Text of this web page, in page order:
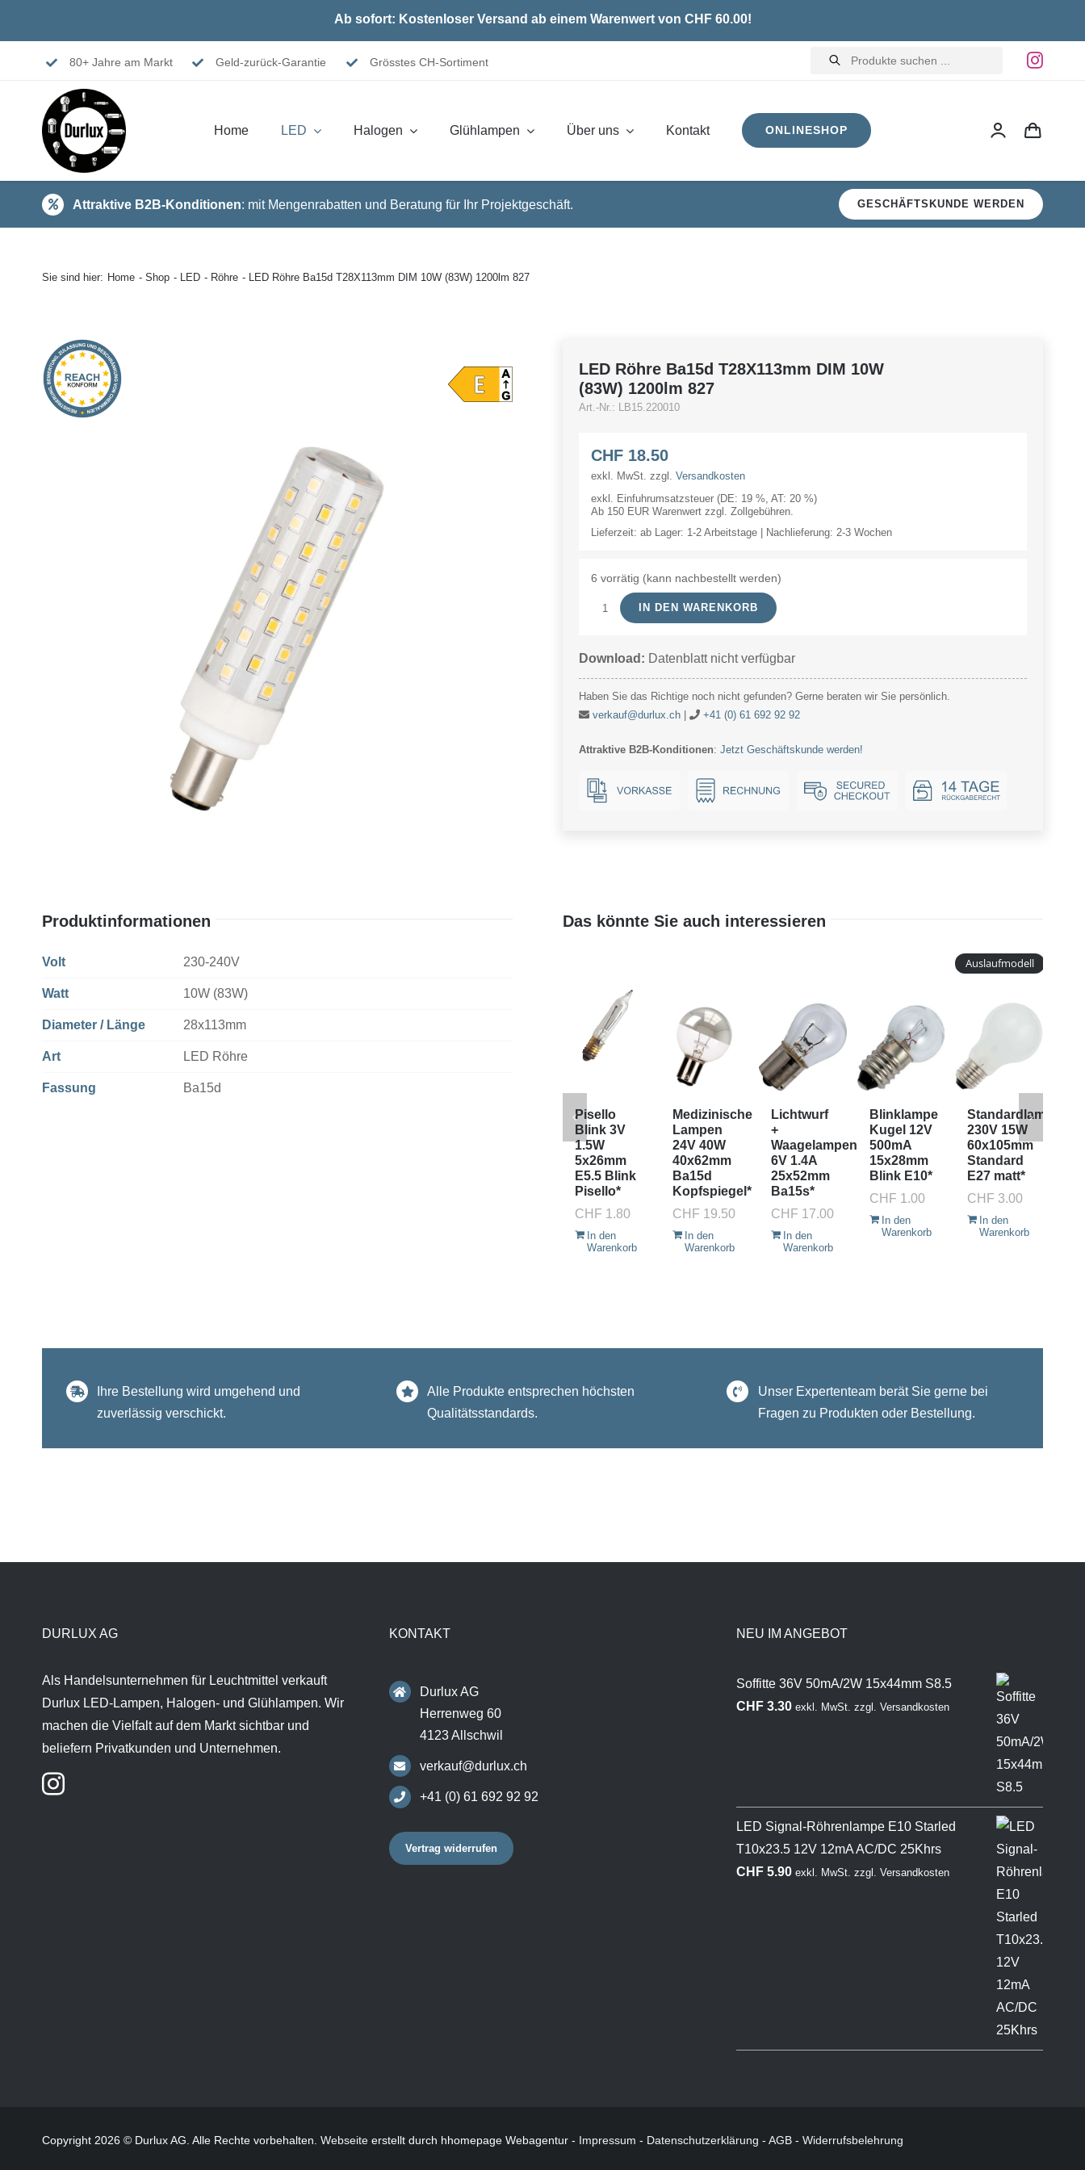
Ab sofort: Kostenloser Versand ab einem Warenwert von CHF 60.00!
80+ Jahre am Markt Geld-zurück-Garantie Grösstes CH-Sortiment
Products
search
Home LED Halogen Glühlampen Über uns Kontakt ONLINESHOP
Attraktive B2B-Konditionen: mit Mengenrabatten und Beratung für Ihr Projektgeschäft. GESCHÄFTSKUNDE WERDEN
Sie sind hier: Home Shop LED Röhre LED Röhre Ba15d T28X113mm DIM 10W (83W) 1200lm 827
LED Röhre Ba15d T28X113mm DIM 10W
(83W) 1200lm 827
Art.-Nr.: LB15.220010
CHF18.50
exkl. MwSt. zzgl. Versandkosten
exkl. Einfuhrumsatzsteuer (DE: 19 %, AT: 20 %)
Ab 150 EUR Warenwert zzgl. Zollgebühren.
Lieferzeit: ab Lager: 1-2 Arbeitstage | Nachlieferung: 2-3 Wochen
6 vorrätig (kann nachbestellt werden)
LED
Ba15d
DIM
(83W)
827
IN DEN WARENKORB
Download: Datenblatt nicht verfügbar
Haben Sie das Richtige noch nicht gefunden? Gerne beraten wir Sie persönlich.
verkauf@durlux.ch| +41 (0) 61 692 92 92
Attraktive B2B-Konditionen: Jetzt Geschäftskunde werden!
Produktinformationen
Volt 230-240V
Watt 10W (83W)
Diameter / Länge 28x113mm
Art LED Röhre
Fassung Ba15d
Das könnte Sie auch interessieren
Pisello
Blink 3V
1.5W
5x26mm
E5.5 Blink
Pisello*
CHF 1.80
In den
Warenkorb
Medizinische
Lampen
24V 40W
40x62mm
Ba15d
Kopfspiegel*
CHF 19.50
In den
Warenkorb
Lichtwurf
+
Waagelampen
6V 1.4A
25x52mm
Ba15s*
CHF 17.00
In den
Warenkorb
Blinklampe
Kugel 12V
500mA
15x28mm
Blink E10*
CHF 1.00
In den
Warenkorb
Auslaufmodell
Standardlampe
230V 15W
60x105mm
Standard
E27 matt*
CHF 3.00
In den
Warenkorb
Ihre Bestellung wird umgehend und
zuverlässig verschickt.
Alle Produkte entsprechen höchsten
Qualitätsstandards.
Unser Expertenteam berät Sie gerne bei
Fragen zu Produkten oder Bestellung.
DURLUX AG
Als Handelsunternehmen für Leuchtmittel verkauft
Durlux LED-Lampen, Halogen- und Glühlampen. Wir
machen die Vielfalt auf dem Markt sichtbar und
beliefern Privatkunden und Unternehmen.
KONTAKT
Durlux AG
Herrenweg 60
4123 Allschwil
verkauf@durlux.ch
+41 (0) 61 692 92 92
Vertrag widerrufen
NEU IM ANGEBOT
Soffitte 36V 50mA/2W 15x44mm S8.5
CHF3.30 exkl. MwSt. zzgl. Versandkosten
LED Signal-Röhrenlampe E10 Starled
T10x23.5 12V 12mA AC/DC 25Khrs
CHF5.90 exkl. MwSt. zzgl. Versandkosten
Copyright 2026 © Durlux AG. Alle Rechte vorbehalten. Webseiteerstellt durch hhomepage Webagentur - Impressum - Datenschutzerklärung - AGB- Widerrufsbelehrung